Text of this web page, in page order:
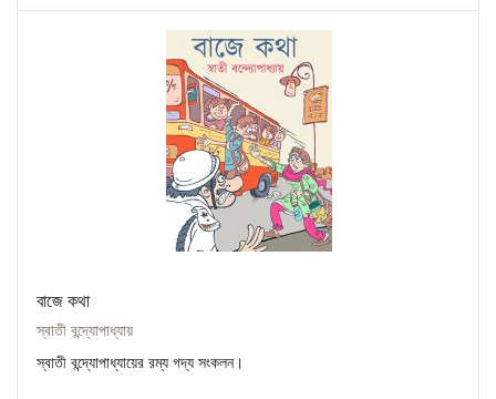
বাজে কথা
স্বাতী বন্দ্যোপাধ্যায়
স্বাতী বন্দ্যোপাধ্যায়ের রম্য গদ্য সংকলন।